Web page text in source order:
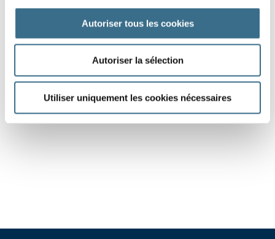
Autoriser tous les cookies
Autoriser la sélection
Utiliser uniquement les cookies nécessaires